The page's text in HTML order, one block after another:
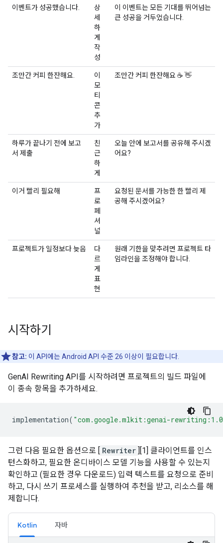
이벤트가 성공했습니다.
상
세
하
게
작
성
이 이벤트는 모든 기대를 뛰어넘는
큰 성공을 거두었습니다.
조만간 커피 한잔해요.
이
모
티
콘
추
가
조만간 커피 한잔해요 ☕ 👋
하루가 끝나기 전에 보고
서 제출
친
근
하
게
오늘 안에 보고서를 공유해 주시겠
어요?
이거 빨리 필요해
프
로
페
셔
널
요청된 문서를 가능한 한 빨리 제
공해 주시겠어요?
프로젝트가 일정보다 늦음
다
르
게
표
현
원래 기한을 맞추려면 프로젝트 타
임라인을 조정해야 합니다.
시작하기
참고: 이 API에는 Android API 수준 26 이상이 필요합니다.
GenAI Rewriting API를 시작하려면 프로젝트의 빌드 파일에
이 종속 항목을 추가하세요.
implementation( "com.google.mlkit:genai-
그런 다음 필요한 옵션으로 [ Rewriter ][1] 클라이언트를 인스
턴스화하고, 필요한 온디바이스 모델 기능을 사용할 수 있는지
확인하고 (필요한 경우 다운로드) 입력 텍스트를 요청으로 준비
하고, 다시 쓰기 프로세스를 실행하여 추천을 받고, 리소스를 해
제합니다.
Kotlin 자바